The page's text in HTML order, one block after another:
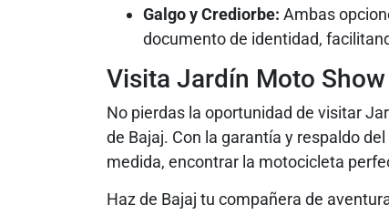
Galgo y Crediorbe: Ambas
documento de identidad,
Visita Jardín Moto
No pierdas la oportunidad de visitar
de Bajaj. Con la garantía y respaldo
medida, encontrar la motocicleta
Haz de Bajaj tu compañera de